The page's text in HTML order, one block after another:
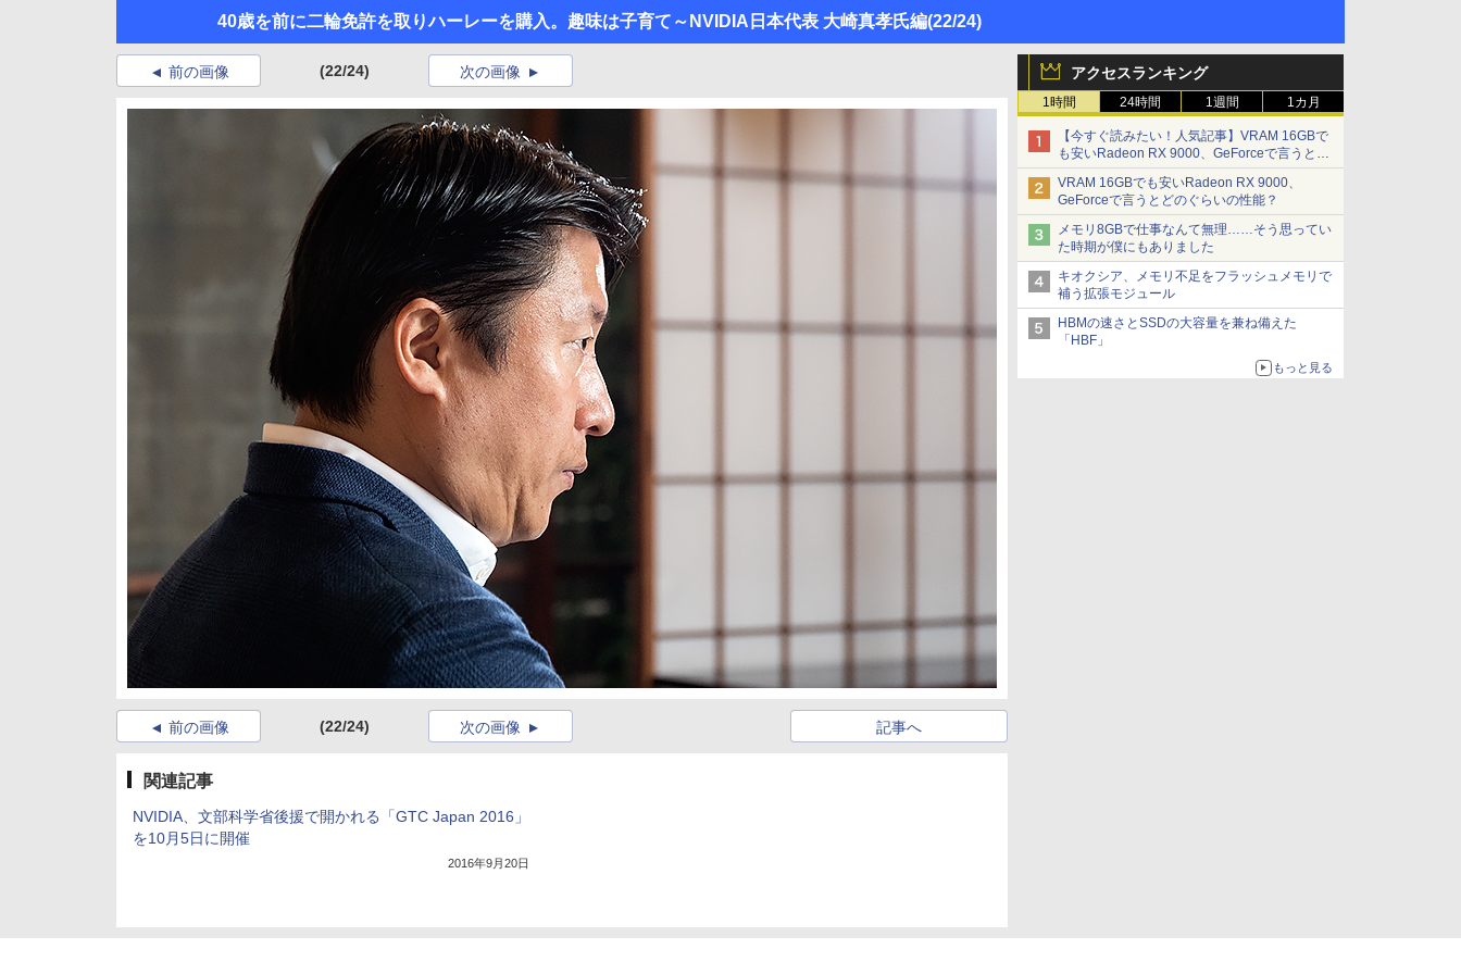
40歳を前に二輪免許を取りハーレーを購入。趣味は子育て～NVIDIA日本代表 大崎真孝氏編(22/24)
アクセスランキング
1時間 24時間 1週間 1カ月
【今すぐ読みたい！人気記事】VRAM 16GBで
も安いRadeon RX 9000、GeForceで言うとど
のぐらいの性能？ - PC Watch
VRAM 16GBでも安いRadeon RX 9000、
GeForceで言うとどのぐらいの性能？
メモリ8GBで仕事なんて無理……そう思ってい
た時期が僕にもありました
キオクシア、メモリ不足をフラッシュメモリで
補う拡張モジュール
HBMの速さとSSDの大容量を兼ね備えた
「HBF」
もっと見る
前の画像 (22/24) 次の画像
前の画像 (22/24) 記事へ
次の画像
関連記事
NVIDIA、文部科学省後援で開かれる「GTC Japan 2016」
を10月5日に開催
2016年9月20日